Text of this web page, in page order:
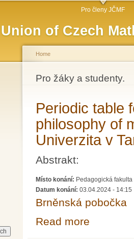
of Czech
Pro členy JČMF
You are here
Home
Pro žáky a studenty.
Periodic table
philosophy of
Univerzita v
Abstrakt:
Místo konání: Pedagogická
Datum konání: 03.04.2024 - 14:15
Brněnská pobočka
Read more